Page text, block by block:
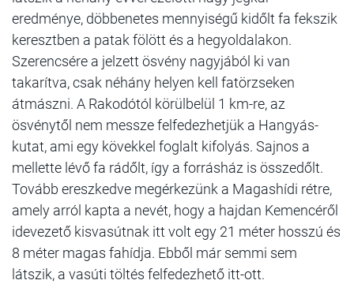
eredménye, döbbenetes mennyiségű kidőlt fa fekszik
keresztben a patak fölött és a hegyoldalakon.
Szerencsére a jelzett ösvény nagyjából ki van
takarítva, csak néhány helyen kell fatörzseken
átmászni. A Rakodótól körülbelül 1 km-re, az
ösvénytől nem messze felfedezhetjük a Hangyás-
kutat, ami egy kövekkel foglalt kifolyás. Sajnos a
mellette lévő fa rádőlt, így a forrásház is összedőlt.
Tovább ereszkedve megérkezünk a Magashídi rétre,
amely arról kapta a nevét, hogy a hajdan Kemencéről
idevezető kisvasútnak itt volt egy 21 méter hosszú és
8 méter magas fahídja. Ebből már semmi sem
látszik, a vasúti töltés felfedezhető itt-ott.